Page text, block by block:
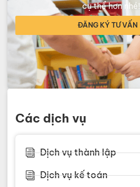
cụ thể hơn nhé!
ĐĂNG KÝ TƯ VẤN
Các dịch vụ
Dịch vụ thành lập
Dịch vụ kế toán